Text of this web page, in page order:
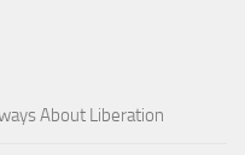
About Liberation